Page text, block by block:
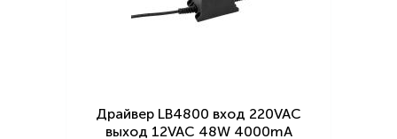
Драйвер LB4800 вход 220VAC
выход 12VAC 48W 4000mA